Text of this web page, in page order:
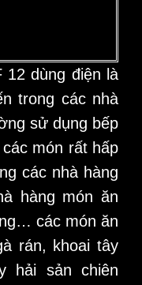
12dùng điện là
trong các nhà
sử dụng bếp
món rất hấp
các nhà hàng
hàng món ăn
các món ăn
rán, khoai tây
hải sản chiên